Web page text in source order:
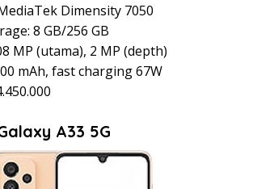
Dimensity 7050
8 GB/256 GB
MP (utama), 2 MP (depth)
mAh, fast charging 67W
A33 5G